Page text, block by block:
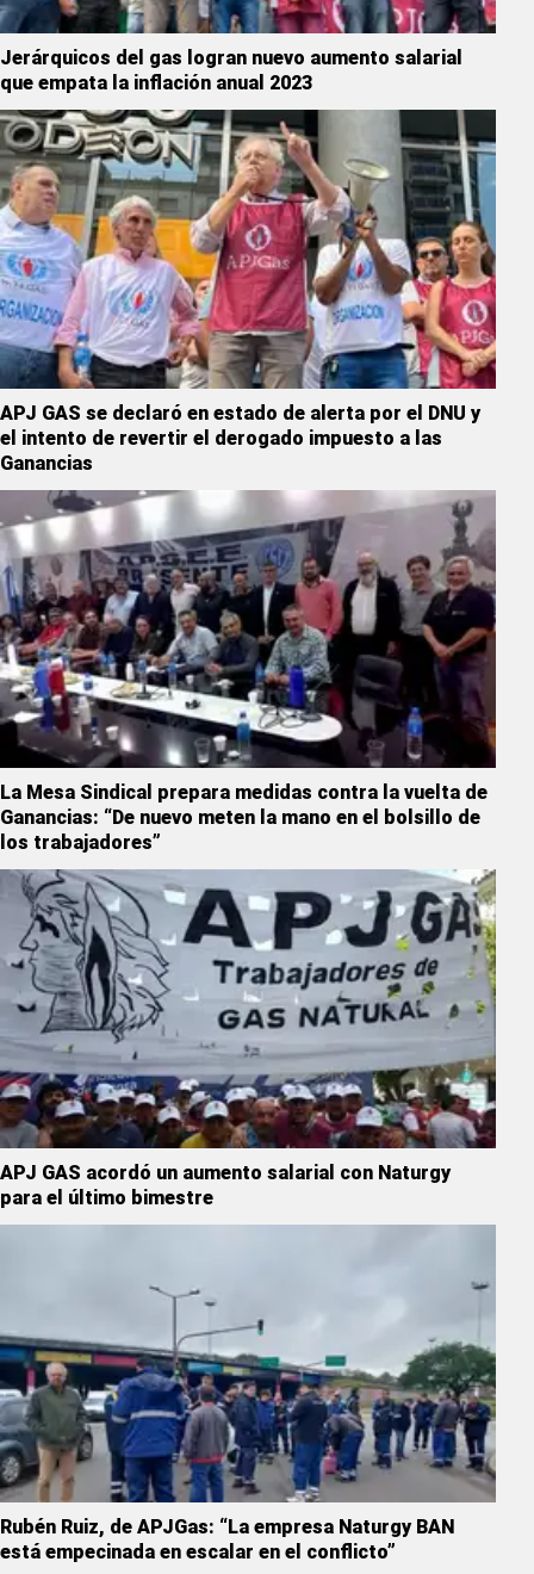
Jerárquicos del gas logran nuevo aumento salarial
que empata la inflación anual 2023
APJ GAS se declaró en estado de alerta por el DNU y
el intento de revertir el derogado impuesto a las
Ganancias
La Mesa Sindical prepara medidas contra la vuelta de
Ganancias: “De nuevo meten la mano en el bolsillo de
los trabajadores”
APJ GAS acordó un aumento salarial con Naturgy
para el último bimestre
Rubén Ruiz, de APJGas: “La empresa Naturgy BAN
está empecinada en escalar en el conflicto”